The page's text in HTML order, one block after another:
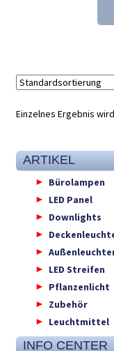
Einzelnes Ergebnis
ARTIKEL
Bürolampen
LED Panel
Downlights
LED Streifen
Pflanzenlicht
Zubehör
Leuchtmittel
INFO CENTER